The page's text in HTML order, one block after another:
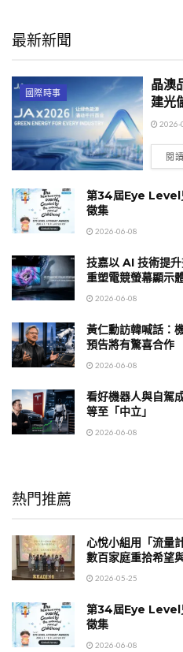
最新新聞
國際時事
晶澳
建光
2026-
閱
第34屆Eye Level
徵集
2026-06-08
技嘉以 AI 技術提
重塑電競螢幕顯示
2026-06-08
黃仁勳訪韓喊話：
預告將有驚喜合作
2026-06-08
看好機器人與自駕
等至「中立」
2026-06-08
熱門推薦
心悅小組用「流量
數百家庭重拾希望
2026-05-25
第34屆Eye Level
徵集
2026-06-08